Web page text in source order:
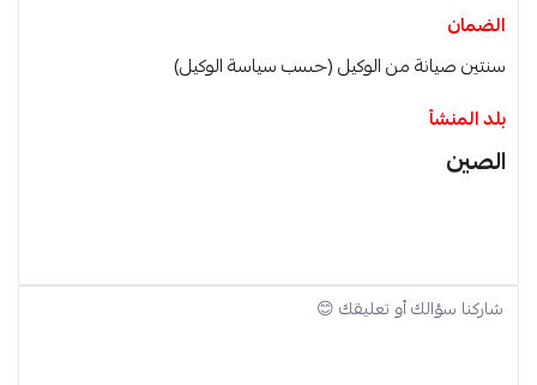
الضمان
سنتين صيانة من الوكيل (حسب سياسة الوكيل)
بلد المنشأ
الصين